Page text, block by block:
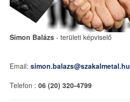
Simon Balázs - területi képviselő
Email: simon.balazs@szakalmetal.hu
Telefon : 06 (20) 320-4799